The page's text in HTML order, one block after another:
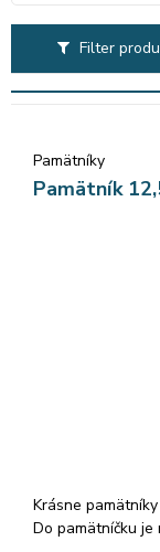
Filter
Pamätníky
Pamätník
Krásne
Do pamätníčku je